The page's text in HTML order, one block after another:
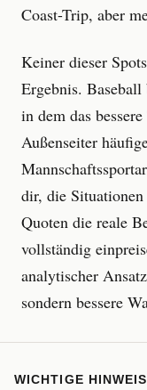
Coast-Trip, aber
Keiner dieser
Ergebnis.
in dem das
Außenseiter
dir, die
Quoten die reale
vollständig
analytischer
sondern bessere
WICHTIGE